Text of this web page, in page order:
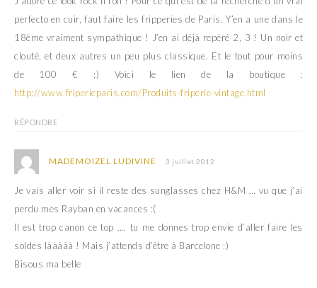
perfecto en cuir, faut faire les fripperies de Paris. Y’en a une dans le
18ème vraiment sympathique ! J’en ai déjà repéré 2, 3 ! Un noir et
clouté, et deux autres un peu plus classique. Et le tout pour moins
de 100 € ;) Voici le lien de la boutique :
http://www.friperieparis.com/Produits-friperie-vintage.html
RÉPONDRE
MADEMOIZEL LUDIVINE 3 juillet 2012
Je vais aller voir si il reste des sunglasses chez H&M … vu que j’ai
perdu mes Rayban en vacances :(
Il est trop canon ce top …. tu me donnes trop envie d’aller faire les
soldes lààààà ! Mais j’attends d’être à Barcelone :)
Bisous ma belle